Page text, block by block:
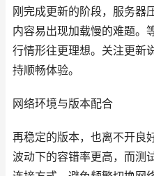
刚完成更新的阶段，服务器
内容易出现加载慢的难题。
行情形往更理想。关注更新
持顺畅体验。
网络环境与版本配合
再稳定的版本，也离不开良
波动下的容错率更高，而测